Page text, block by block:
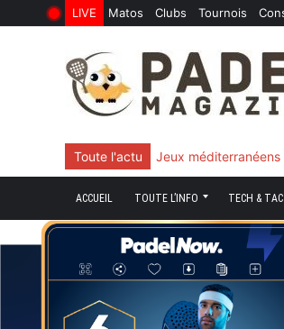
LIVE Matos Clubs Tournois
Toute l'actu Chingotto, ciblé tout
ACCUEIL TOUTE L’INFO
6
TECH & TAC
10